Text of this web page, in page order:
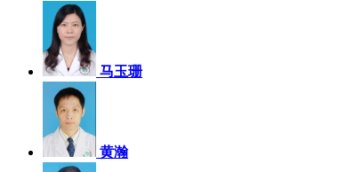
马玉珊
黄瀚